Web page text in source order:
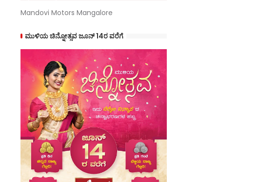
Mandovi Motors Mangalore
ಮುಳಿಯ ಚಿನ್ನೋತ್ಸವ ಜೂನ್ 14ರ ವರೆಗೆ